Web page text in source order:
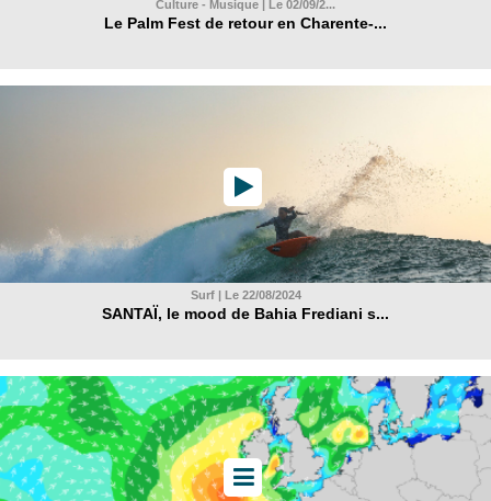
Culture - Musique | Le 02/09/2...
Le Palm Fest de retour en Charente-...
Surf | Le 22/08/2024
SANTAÏ, le mood de Bahia Frediani s...